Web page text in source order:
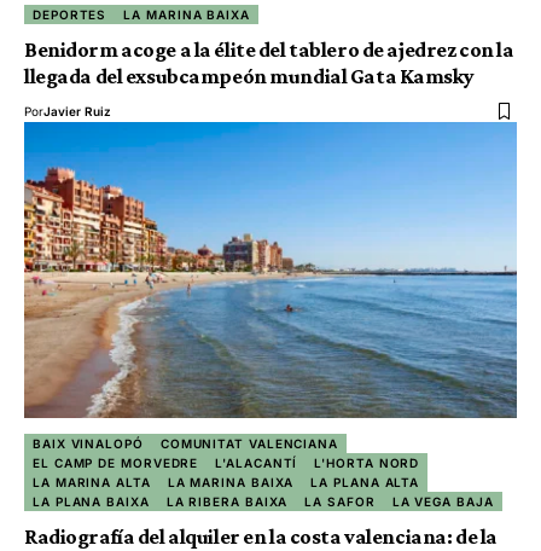
DEPORTES LA MARINA BAIXA
Benidorm acoge a la élite del tablero de ajedrez con la
llegada del exsubcampeón mundial Gata Kamsky
PorJavier Ruiz
BAIX VINALOPÓ
COMUNITAT VALENCIANA
EL CAMP DE MORVEDRE
L'ALACANTÍ
L'HORTA NORD
LA MARINA ALTA
LA MARINA BAIXA
LA PLANA ALTA
LA PLANA BAIXA
LA RIBERA BAIXA LA SAFOR LA VEGA BAJA
Radiografía del alquiler en la costa valenciana: de la